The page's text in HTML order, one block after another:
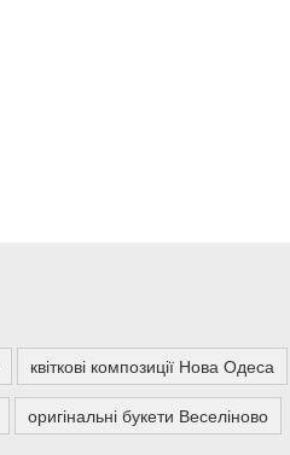
квіткові композиції Нова Одеса
оригінальні букети Веселіново